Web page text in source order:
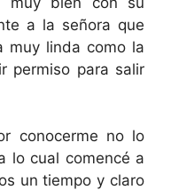
a la señora que
muy linda como la
permiso para salir
conocerme no lo
lo cual comencé a
un tiempo y claro